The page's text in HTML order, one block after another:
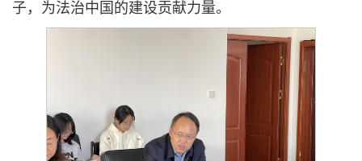
子，为法治中国的建设贡献力量。